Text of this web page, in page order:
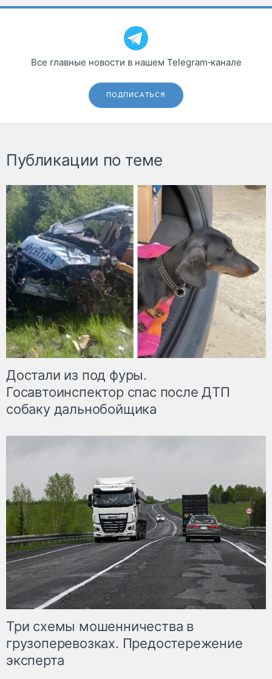
Все главные новости в нашем Telegram‑канале
ПОДПИСАТЬСЯ
Публикации по теме
Достали из под фуры.
Госавтоинспектор спас после ДТП
собаку дальнобойщика
Три схемы мошенничества в
грузоперевозках. Предостережение
эксперта